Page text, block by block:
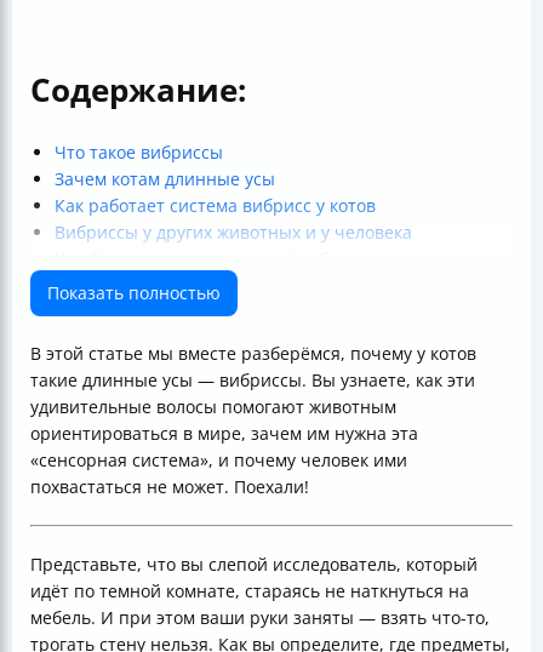
Содержание:
Что такое вибриссы
Зачем котам длинные усы
Как работает система вибрисс у котов
Вибриссы у других животных и у человека
Таблица: сравнение вибрисс и обычных волос
Заключение
Показать полностью
В этой статье мы вместе разберёмся, почему у котов
такие длинные усы — вибриссы. Вы узнаете, как эти
удивительные волосы помогают животным
ориентироваться в мире, зачем им нужна эта
«сенсорная система», и почему человек ими
похвастаться не может. Поехали!
Представьте, что вы слепой исследователь, который
идёт по темной комнате, стараясь не наткнуться на
мебель. И при этом ваши руки заняты — взять что-то,
трогать стену нельзя. Как вы определите, где предметы,